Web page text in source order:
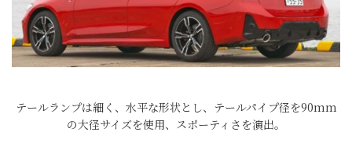
テールランプは細く、水平な形状とし、テールパイプ径を90mm
の大径サイズを使用、スポーティさを演出。